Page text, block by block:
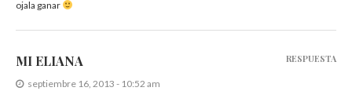
ojala ganar
MI ELIANA
septiembre 16, 2013 - 10:52 am
RESPUESTA